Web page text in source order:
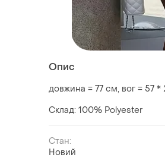
Опис
довжина = 77 см, вог = 57
Склад: 100% Polyester
Стан:
Новий